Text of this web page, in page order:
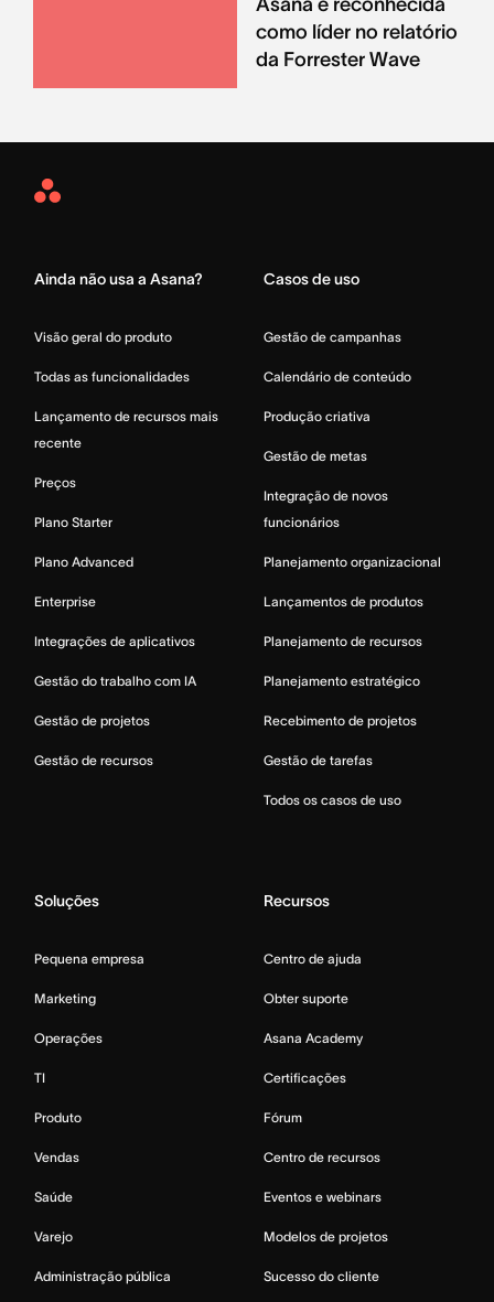
Asana é reconhecida
como líder no relatório
da Forrester Wave
Asana
Ainda não usa a Asana?
Visão geral do produto
Todas as funcionalidades
Lançamento de recursos mais
recente
Preços
Plano Starter
Plano Advanced
Enterprise
Integrações de aplicativos
Gestão do trabalho com IA
Gestão de projetos
Gestão de recursos
Casos de uso
Gestão de campanhas
Calendário de conteúdo
Produção criativa
Gestão de metas
Integração de novos
funcionários
Planejamento organizacional
Lançamentos de produtos
Planejamento de recursos
Planejamento estratégico
Recebimento de projetos
Gestão de tarefas
Todos os casos de uso
Soluções
Pequena empresa
Marketing
Operações
TI
Produto
Vendas
Saúde
Varejo
Administração pública
Recursos
Centro de ajuda
Obter suporte
Asana Academy
Certificações
Fórum
Centro de recursos
Eventos e webinars
Modelos de projetos
Sucesso do cliente